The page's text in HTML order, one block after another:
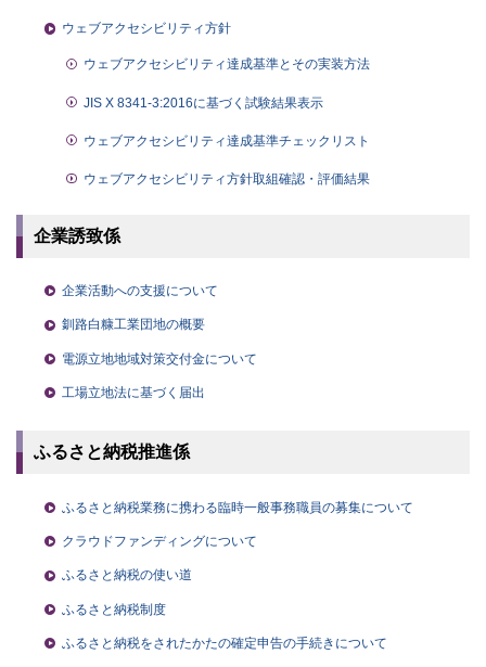
ウェブアクセシビリティ方針
ウェブアクセシビリティ達成基準とその実装方法
JIS X 8341-3:2016に基づく試験結果表示
ウェブアクセシビリティ達成基準チェックリスト
ウェブアクセシビリティ方針取組確認・評価結果
企業誘致係
企業活動への支援について
釧路白糠工業団地の概要
電源立地地域対策交付金について
工場立地法に基づく届出
ふるさと納税推進係
ふるさと納税業務に携わる臨時一般事務職員の募集について
クラウドファンディングについて
ふるさと納税の使い道
ふるさと納税制度
ふるさと納税をされたかたの確定申告の手続きについて